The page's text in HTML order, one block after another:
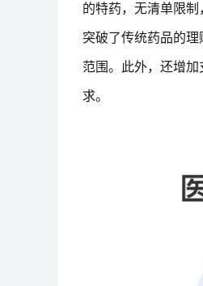
的特药，无清单限
突破了传统药品的
范围。此外，还增
求。